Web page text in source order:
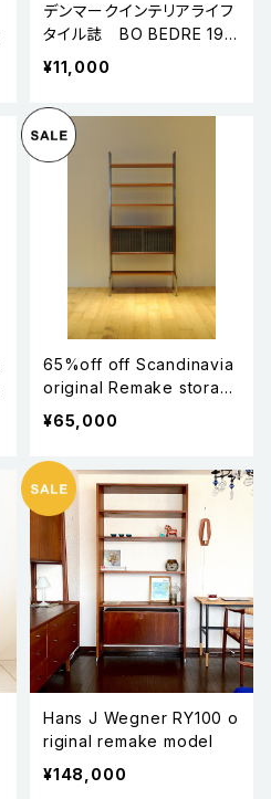
デンマークインテリアライフ
タイル誌 BO BEDRE 199
8年 コンプリート12冊
¥11,000
65%off off Scandinavia
original Remake storag
e w2 SALE
¥65,000
Hans J Wegner RY100 o
riginal remake model
¥148,000